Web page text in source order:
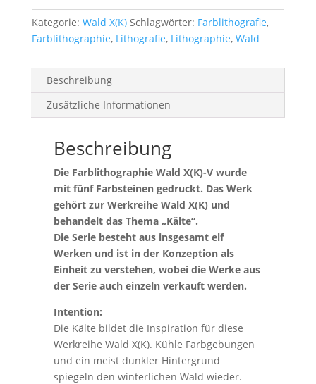
Kategorie: Wald X(K) Schlagwörter: Farblithografie,
Farblithographie, Lithografie, Lithographie, Wald
Beschreibung
Zusätzliche Informationen
Beschreibung
Die Farblithographie Wald X(K)-V wurde
mit fünf Farbsteinen gedruckt. Das Werk
gehört zur Werkreihe Wald X(K) und
behandelt das Thema „Kälte“.
Die Serie besteht aus insgesamt elf
Werken und ist in der Konzeption als
Einheit zu verstehen, wobei die Werke aus
der Serie auch einzeln verkauft werden.
Intention:
Die Kälte bildet die Inspiration für diese
Werkreihe Wald X(K). Kühle Farbgebungen
und ein meist dunkler Hintergrund
spiegeln den winterlichen Wald wieder.